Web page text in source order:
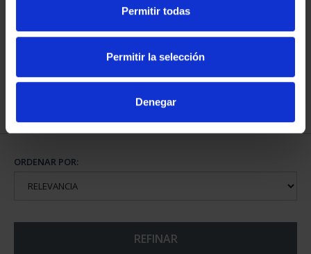
Permitir todas
Permitir la selección
Denegar
NACIONAL II - PALACIO
REAL DE...
- ALCALÁ DE HENARES
73,00 €
ORDENAR POR:
REFINAR